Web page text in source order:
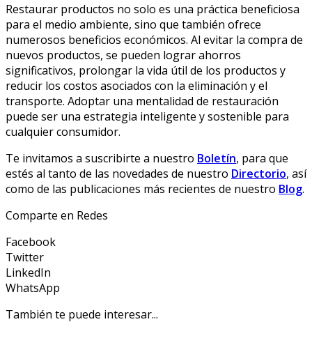
Restaurar productos no solo es una práctica beneficiosa
para el medio ambiente, sino que también ofrece
numerosos beneficios económicos. Al evitar la compra de
nuevos productos, se pueden lograr ahorros
significativos, prolongar la vida útil de los productos y
reducir los costos asociados con la eliminación y el
transporte. Adoptar una mentalidad de restauración
puede ser una estrategia inteligente y sostenible para
cualquier consumidor.
Te invitamos a suscribirte a nuestro Boletín, para que
estés al tanto de las novedades de nuestro Directorio, así
como de las publicaciones más recientes de nuestro Blog.
Comparte en Redes
Facebook
Twitter
LinkedIn
WhatsApp
También te puede interesar...